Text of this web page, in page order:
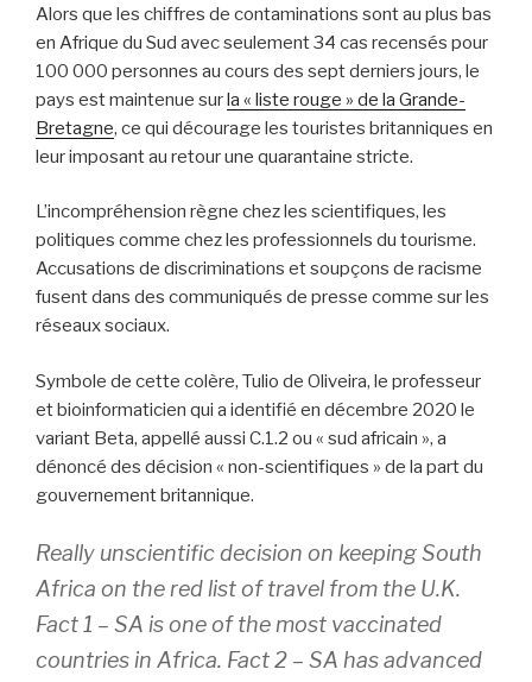
Alors que les chiffres de contaminations sont au plus bas
en Afrique du Sud avec seulement 34 cas recensés pour
100 000 personnes au cours des sept derniers jours, le
pays est maintenue surla « liste rouge » de la Grande-
Bretagne, ce qui décourage les touristes britanniques en
leur imposant au retour une quarantaine stricte.
L’incompréhension règne chez les scientifiques, les
politiques comme chez les professionnels du tourisme.
Accusations de discriminations et soupçons de racisme
fusent dans des communiqués de presse comme sur les
réseaux sociaux.
Symbole de cette colère, Tulio de Oliveira, le professeur
et bioinformaticien qui a identifié en décembre 2020 le
variant Beta, appellé aussi C.1.2 ou « sud africain », a
dénoncé des décision « non-scientifiques » de la part du
gouvernement britannique.
Really unscientific decision on keeping South
Africa on the red list of travel from the U.K.
Fact 1 – SA is one of the most vaccinated
countries in Africa. Fact 2 – SA has advanced